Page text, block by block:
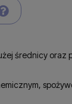
płatności
średnicy